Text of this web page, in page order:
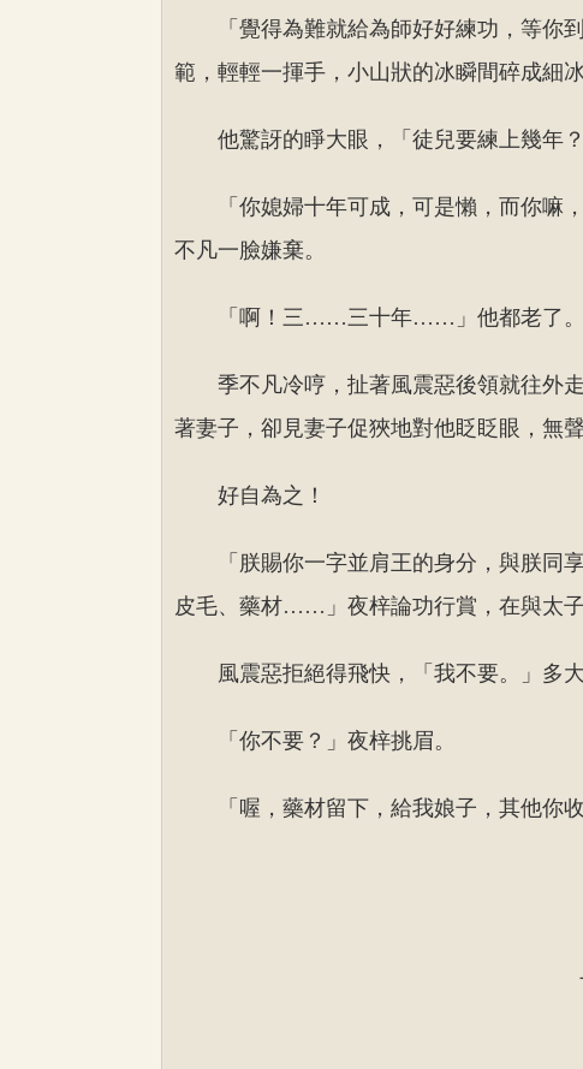
「覺得為難就給為師好好練功，等你
範，輕輕一揮手，小山狀的冰瞬間碎成細冰
他驚訝的睜大眼，「徒兒要練上幾年？
「你媳婦十年可成，可是懶，而你嘛
不凡一臉嫌棄。
「啊！三……三十年……」他都老了。
季不凡冷哼，扯著風震惡後領就往外
著妻子，卻見妻子促狹地對他眨眨眼，
好自為之！
「朕賜你一字並肩王的身分，與朕同
皮毛、藥材……」夜梓論功行賞，在與太子
風震惡拒絕得飛快，「我不要。」多
「你不要？」夜梓挑眉。
「喔，藥材留下，給我娘子，其他你